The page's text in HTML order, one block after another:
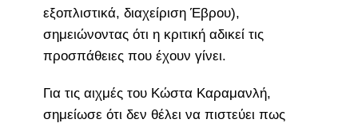
εξοπλιστικά, διαχείριση Έβρου),
σημειώνοντας ότι η κριτική αδικεί τις
προσπάθειες που έχουν γίνει.
Για τις αιχμές του Κώστα Καραμανλή,
σημείωσε ότι δεν θέλει να πιστεύει πως